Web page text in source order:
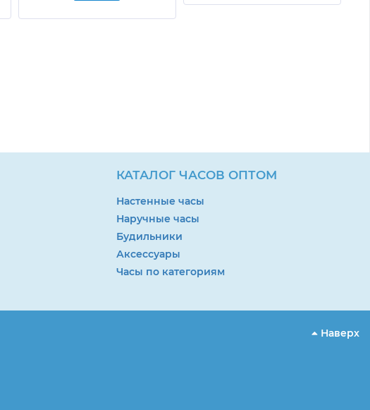
КАТАЛОГ ЧАСОВ ОПТОМ
Настенные часы
Наручные часы
Будильники
Аксессуары
Часы по категориям
Наверх